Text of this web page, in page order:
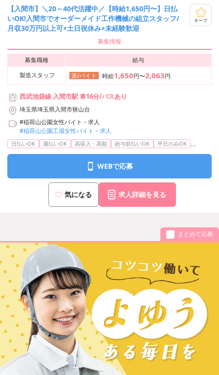
【入間市】＼20～40代活躍中／【時給1,650円〜】日払
いOK!入間市でオーダーメイド工作機械の組立スタッフ/
月収30万円以上可×土日祝休み×未経験歓迎
キープ
募集情報
募集職種
給与
製造スタッフ
派/バイト 時給1,650円〜2,063円
西武池袋線 入間市駅 車16分/バスあり
埼玉県埼玉県入間市狭山台
#稲荷山公園女性バイト・求人
#稲荷山公園工場女性バイト・求人
日払いOK 週払いOK 高収入・高額 給与前払いOK 平日のみOK ...
WEBで応募
気になる 求人詳細を見る
まとめて応募